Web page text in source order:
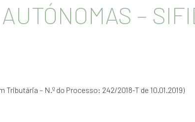
–
Tributária – N.º do Processo: 242/2018-T de 10.01.2019)